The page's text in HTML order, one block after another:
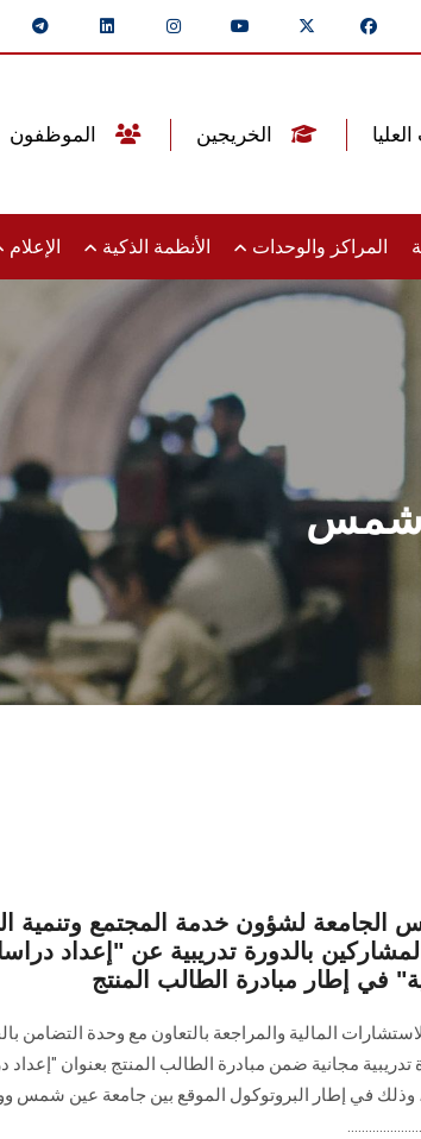
المراكز والوحدات الأنظمة الذكية الإعلام
شمس
الجامعة لشؤون خدمة المجتمع وتنمية
بالدورة تدريبية عن "إعداد
في إطار مبادرة الطالب المنتج
المالية والمراجعة بالتعاون مع وحدة التضامن
تدريبية مجانية ضمن مبادرة الطالب المنتج بعنوان
وذلك في إطار البروتوكول الموقع بين جامعة عين شمس